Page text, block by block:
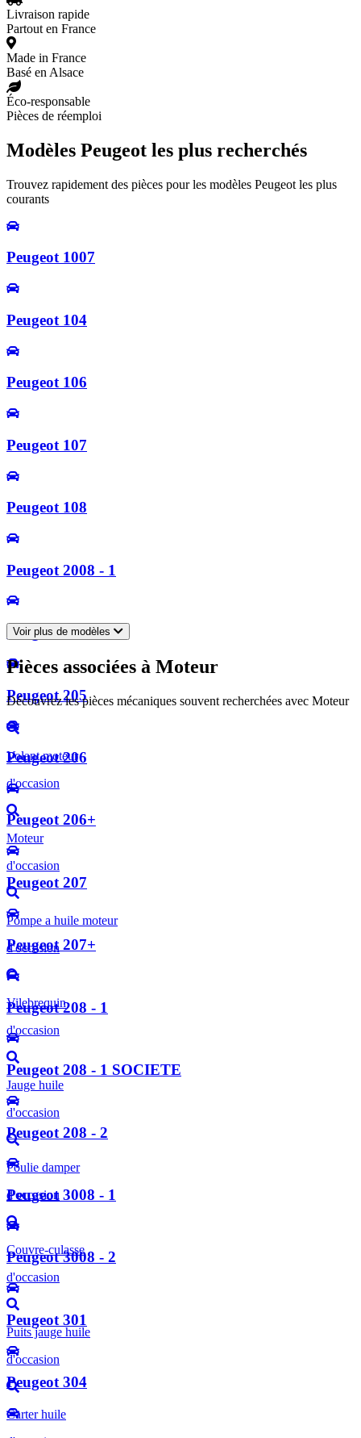
Livraison rapide
Partout en France
Made in France
Basé en Alsace
Éco-responsable
Pièces de réemploi
Modèles Peugeot les plus recherchés
Trouvez rapidement des pièces pour les modèles Peugeot les plus
courants
Peugeot 1007
Peugeot 104
Peugeot 106
Peugeot 107
Peugeot 108
Peugeot 2008 - 1
Peugeot 2008 - 2
Peugeot 205
Peugeot 206
Peugeot 206+
Peugeot 207
Peugeot 207+
Peugeot 208 - 1
Peugeot 208 - 1 SOCIETE
Peugeot 208 - 2
Peugeot 3008 - 1
Peugeot 3008 - 2
Peugeot 301
Peugeot 304
Voir plus de modèles
Pièces associées à Moteur
Découvrez les pièces mécaniques souvent recherchées avec Moteur
Volant moteur
d'occasion
Moteur
d'occasion
Pompe a huile moteur
d'occasion
Vilebrequin
d'occasion
Jauge huile
d'occasion
Poulie damper
d'occasion
Couvre-culasse
d'occasion
Puits jauge huile
d'occasion
Carter huile